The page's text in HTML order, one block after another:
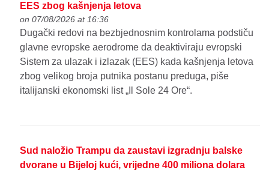
EES zbog kašnjenja letova
on 07/08/2026 at 16:36
Dugački redovi na bezbjednosnim kontrolama podstiču
glavne evropske aerodrome da deaktiviraju evropski
Sistem za ulazak i izlazak (EES) kada kašnjenja letova
zbog velikog broja putnika postanu preduga, piše
italijanski ekonomski list „Il Sole 24 Ore“.
Sud naložio Trampu da zaustavi izgradnju balske
dvorane u Bijeloj kući, vrijedne 400 miliona dolara